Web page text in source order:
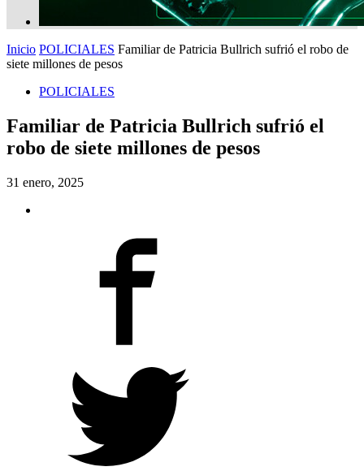
Inicio POLICIALES Familiar de Patricia Bullrich sufrió el robo de
siete millones de pesos
POLICIALES
Familiar de Patricia Bullrich sufrió el
robo de siete millones de pesos
31 enero, 2025